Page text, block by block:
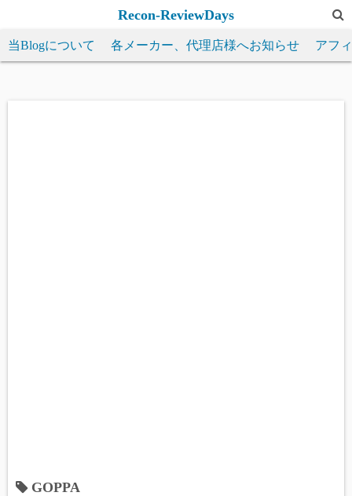
テ
Recon-ReviewDays
当Blogについて 各メーカー、代理店様へお知らせ アフ
GOPPA